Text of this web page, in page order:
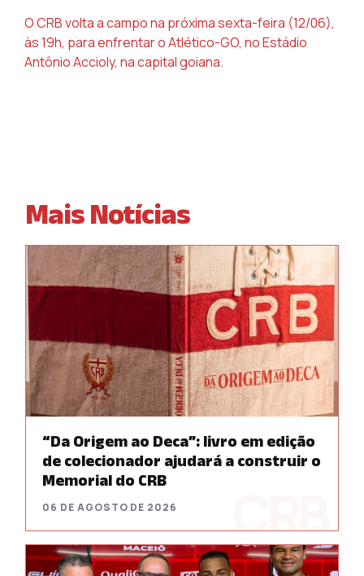
O CRB volta a campo na próxima sexta-feira (12/06),
às 19h, para enfrentar o Atlético-GO, no Estádio
Antônio Accioly, na capital goiana.
Mais Notícias
“Da Origem ao Deca”: livro em edição
de colecionador ajudará a construir o
Memorial do CRB
06 DE AGOSTO DE 2026